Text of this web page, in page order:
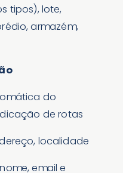
tipos), lote,
armazém,
do
de rotas
localidade
email e